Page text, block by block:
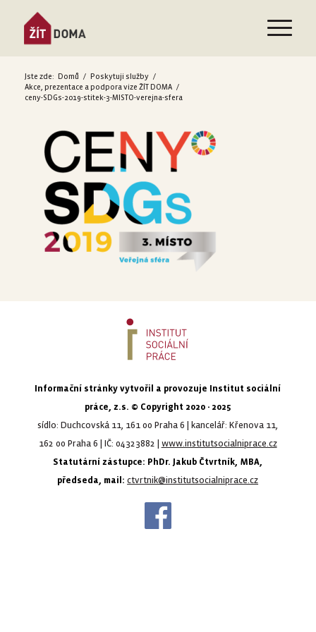
Jste zde: Domů / Poskytuji služby /
Akce, prezentace a podpora vize ŽÍT DOMA /
ceny-SDGs-2019-stitek-3-MISTO-verejna-sfera
Informační stránky vytvořil a provozuje Institut sociální
práce, z.s. © Copyright 2020 - 2025
sídlo: Duchcovská 11, 161 00 Praha 6 | kancelář: Křenova 11,
162 00 Praha 6 | IČ: 04323882 | www.institutsocialniprace.cz
Statutární zástupce: PhDr. Jakub Čtvrtník, MBA,
předseda, mail: ctvrtnik@institutsocialniprace.cz